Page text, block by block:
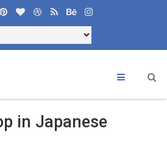
in Japanese